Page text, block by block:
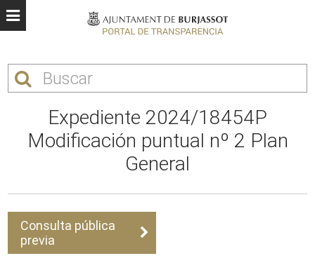
Expediente 2024/18454P
Modificación puntual nº 2 Plan
General
Consulta pública
previa